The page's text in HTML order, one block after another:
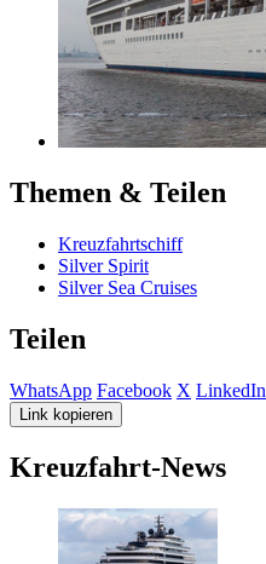
Themen & Teilen
Kreuzfahrtschiff
Silver Spirit
Silver Sea Cruises
Teilen
WhatsApp Facebook X LinkedIn
Link kopieren
Kreuzfahrt-News